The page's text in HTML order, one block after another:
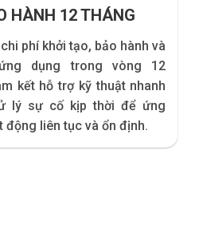
HÀNH 12 THÁNG
phí khởi tạo, bảo hành và
dụng trong vòng 12
kết hỗ trợ kỹ thuật nhanh
lý sự cố kịp thời để ứng
động liên tục và ổn định.